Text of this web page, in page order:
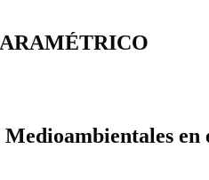
Medioambientales